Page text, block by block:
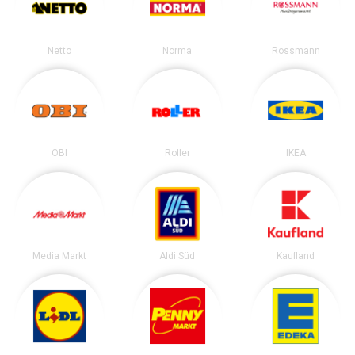
Netto Norma Rossmann
OBI Roller IKEA
Media Markt Aldi Süd Kaufland